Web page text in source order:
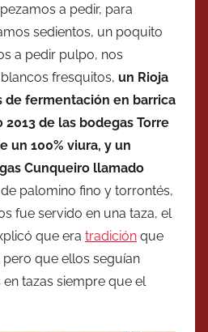
a pedir, para
sedientos, un poquito
a pedir pulpo, nos
fresquitos, un Rioja
de fermentación en barrica
de las bodegas Torre
un 100% viura, y un
Cunqueiro llamado
palomino fino y torrontés,
fue servido en una taza, el
que era tradición que
que ellos seguían
tazas siempre que el